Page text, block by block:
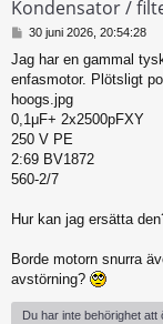
Kondensator /
l
ä
g
g
30 juni 2026, 20:54:28
Jag har en gammal
enfasmotor. Plötsligt
hoogs.jpg
0,1μF+ 2x2500pFXY
250 V PE
2:69 BV1872
560-2/7
Hur kan jag ersätta
Borde motorn snurra
avstörning?
Du har inte behörighet att